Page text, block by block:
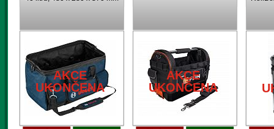
AKCE
UKONČENA
AKCE
UKONČENA